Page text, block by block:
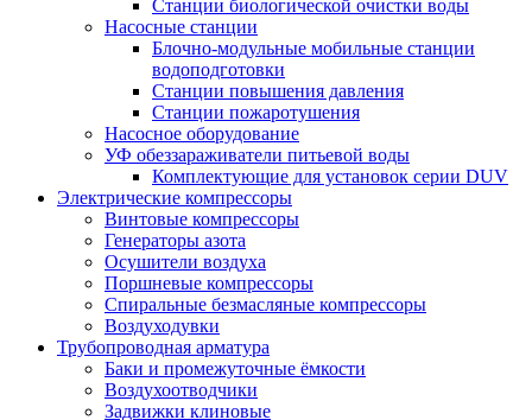
Станции биологической очистки воды
Насосные станции
Блочно-модульные мобильные станции
водоподготовки
Станции повышения давления
Станции пожаротушения
Насосное оборудование
УФ обеззараживатели питьевой воды
Комплектующие для установок серии DUV
Электрические компрессоры
Винтовые компрессоры
Генераторы азота
Осушители воздуха
Поршневые компрессоры
Спиральные безмасляные компрессоры
Воздуходувки
Трубопроводная арматура
Баки и промежуточные ёмкости
Воздухоотводчики
Задвижки клиновые